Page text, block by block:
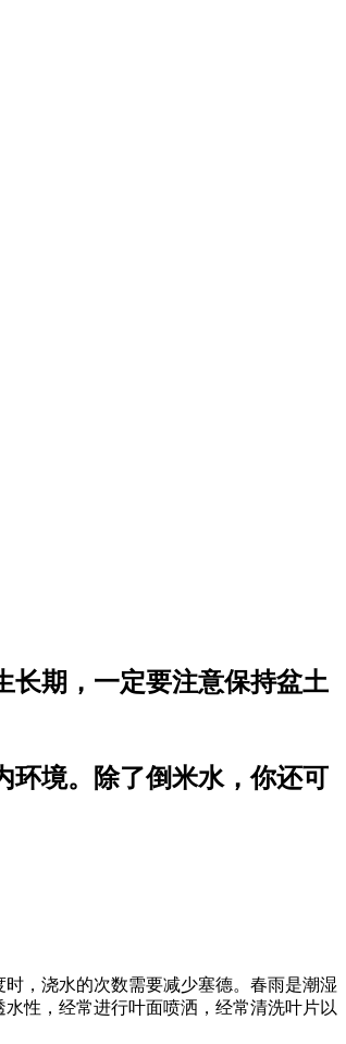
长期，一定要注意保持盆土
环境。除了倒米水，你还可
，浇水的次数需要减少塞德。春雨是潮湿
性，经常进行叶面喷洒，经常清洗叶片以